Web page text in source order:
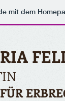
mit dem